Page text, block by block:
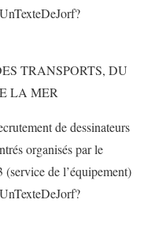
TRANSPORTS, DU
LA MER
de dessinateurs
organisés par le
(service de l’équipement)